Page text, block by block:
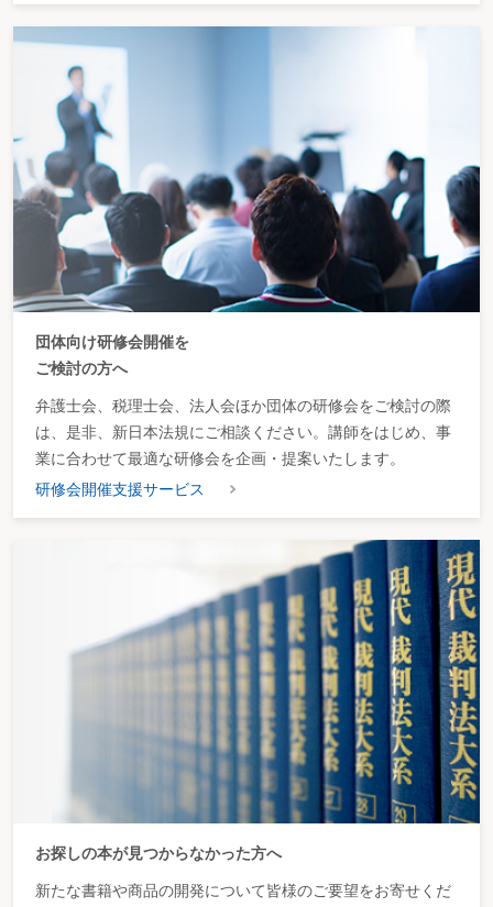
団体向け研修会開催を
ご検討の方へ
弁護士会、税理士会、法人会ほか団体の研修会をご検討の際
は、是非、新日本法規にご相談ください。講師をはじめ、事
業に合わせて最適な研修会を企画・提案いたします。
研修会開催支援サービス
お探しの本が見つからなかった方へ
新たな書籍や商品の開発について皆様のご要望をお寄せくだ